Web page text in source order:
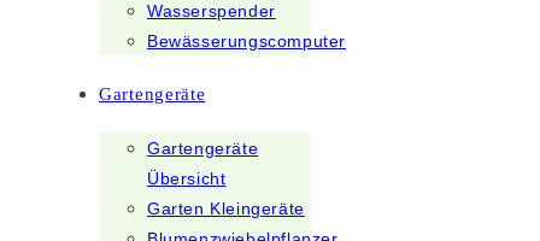
Wasserspender
Bewässerungscomputer
Gartengeräte
Gartengeräte
Übersicht
Garten Kleingeräte